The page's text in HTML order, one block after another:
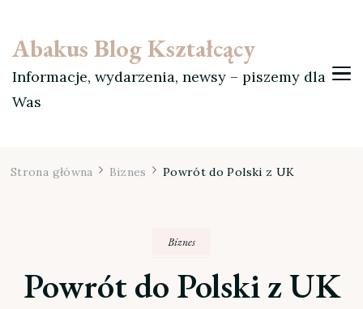
Abakus Blog Kształcący
Informacje, wydarzenia, newsy – piszemy dla
Was
Strona główna Biznes Powrót do Polski z UK
Biznes
Powrót do Polski z UK